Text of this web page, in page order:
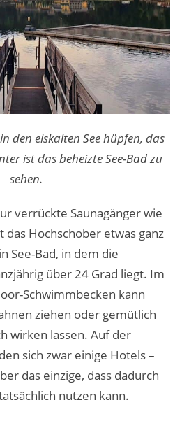
den eiskalten See hüpfen, das
ist das beheizte See-Bad zu
sehen.
verrückte Saunagänger wie
das Hochschober etwas ganz
See-Bad, in dem die
über 24 Grad liegt. Im
Schwimmbecken kann
ziehen oder gemütlich
wirken lassen. Auf der
sich zwar einige Hotels –
das einzige, dass dadurch
nutzen kann.